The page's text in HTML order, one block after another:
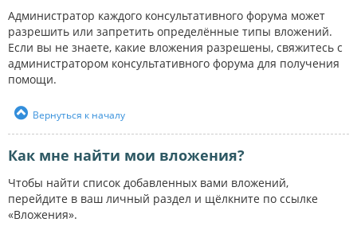
Администратор каждого консультативного форума может
разрешить или запретить определённые типы вложений.
Если вы не знаете, какие вложения разрешены, свяжитесь с
администратором консультативного форума для получения
помощи.
Вернуться к началу
Как мне найти мои вложения?
Чтобы найти список добавленных вами вложений,
перейдите в ваш личный раздел и щёлкните по ссылке
«Вложения».